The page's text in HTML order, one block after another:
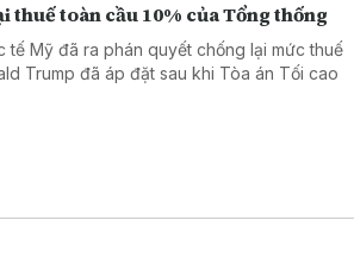
thuế toàn cầu 10% của Tổng thống
tế Mỹ đã ra phán quyết chống lại mức thuế
Trump đã áp đặt sau khi Tòa án Tối cao